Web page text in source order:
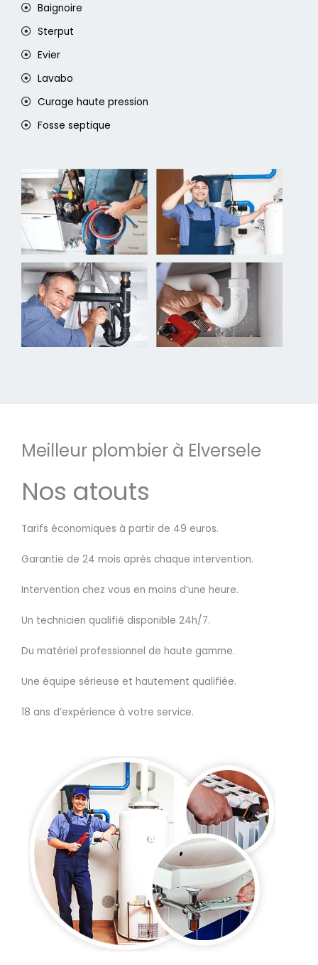
Baignoire
Sterput
Evier
Lavabo
Curage haute pression
Fosse septique
Meilleur plombier à Elversele
Nos atouts
Tarifs économiques à partir de 49 euros.
Garantie de 24 mois après chaque intervention.
Intervention chez vous en moins d’une heure.
Un technicien qualifié disponible 24h/7.
Du matériel professionnel de haute gamme.
Une équipe sérieuse et hautement qualifiée.
18 ans d’expérience à votre service.